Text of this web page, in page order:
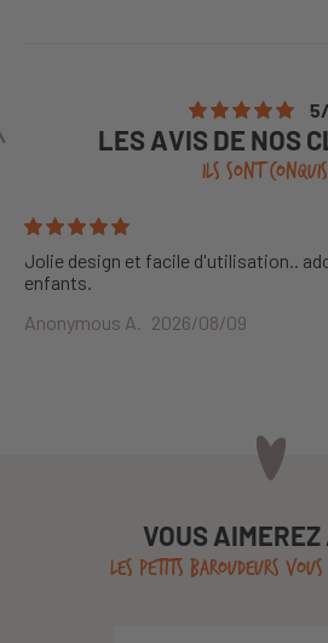
5/
LES AVIS DE NOS
ILS SONT
Jolie design et facile d'utilisation..
enfants.
Anonymous A. 2026/08/09
VOUS AIMEREZ
LES PETITS BAROUDEURS